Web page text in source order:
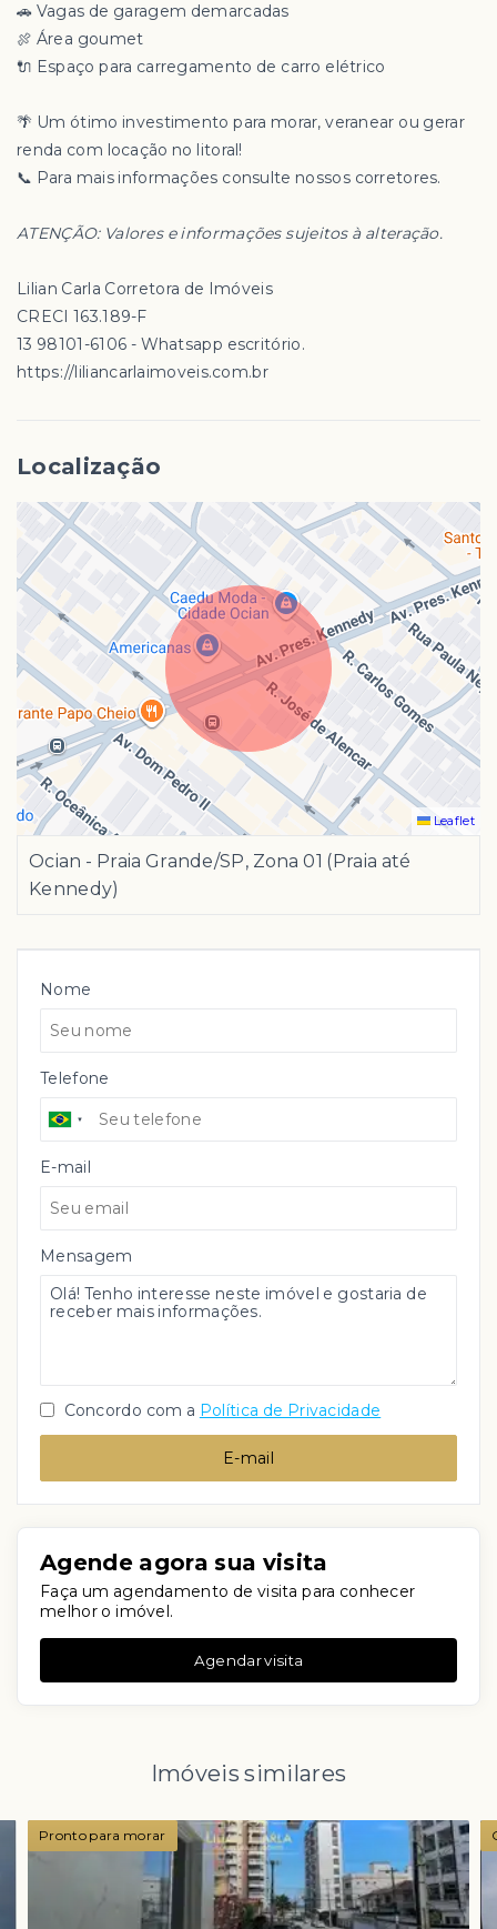
Nome
Telefone
E-mail
Mensagem
Concordo com a Política de Privacidade
E-mail
Agende agora sua visita
Faça um agendamento de visita para conhecer
melhor o imóvel.
Agendar visita
🚗 Vagas de garagem demarcadas
🍖 Área goumet
🔌 Espaço para carregamento de carro elétrico
🌴 Um ótimo investimento para morar, veranear ou gerar
renda com locação no litoral!
📞 Para mais informações consulte nossos corretores.
ATENÇÃO: Valores e informações sujeitos à alteração.
Lilian Carla Corretora de Imóveis
CRECI 163.189-F
13 98101-6106 - Whatsapp escritório.
https://liliancarlaimoveis.com.br
Localização
Leaflet
Ocian - Praia Grande/SP, Zona 01 (Praia até
Kennedy)
Imóveis similares
Pronto para morar